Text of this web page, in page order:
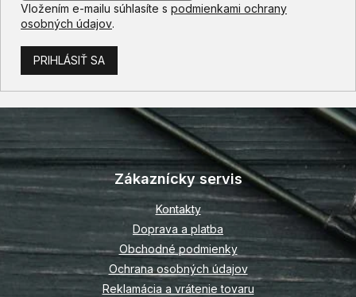
Vložením e-mailu súhlasíte s podmienkami ochrany
osobných údajov.
PRIHLÁSIŤ SA
Z
á
p
ä
e
Zákaznícky servis
Kontakty
Doprava a platba
Obchodné podmienky
Ochrana osobných údajov
Reklamácia a vrátenie tovaru